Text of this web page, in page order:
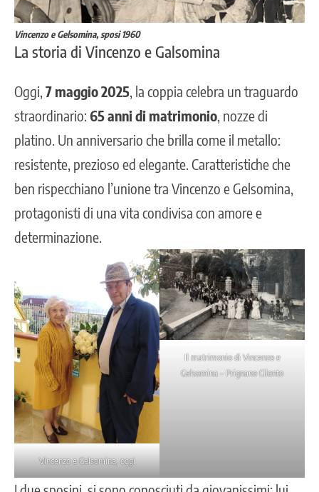
Vincenzo e Gelsomina, sposi 1960
La storia di Vincenzo e Galsomina
Oggi, 7 maggio 2025 , la coppia celebra un traguardo
straordinario: 65 anni di matrimonio , nozze di
platino. Un anniversario che brilla come il metallo:
resistente, prezioso ed elegante. Caratteristiche che
ben rispecchiano l’unione tra Vincenzo e Gelsomina,
protagonisti di una vita condivisa con amore e
determinazione.
Vincenzo e Gelsomina, oggi
Il matrimonio di Vincenzo e
Gelsomina – Prignano Cilento